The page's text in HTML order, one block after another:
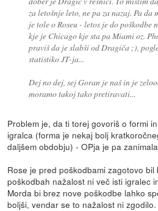
za letošnje leto, ne pa za nazaj. Pa da
je tole o Roseu - letos je do poškodbe
kje je Chicago kje sta pa Miami oz.
praviš da je slabši od Dragiča ;),
statistiko JT-ja...
Dej no dej, sej Goran je naš in je
moramo takoj tako pretiravati...
Problem je, da ti torej govoriš o formi
igralca (forma je nekaj bolj
daljšem obdobju) - OPja je pa
Rose je pred poškodbami zagotovo
poškodbah nažalost ni več isti igralec
Morda bi brez nove poškodbe lahko
boljši, vendar se to nažalost ni zgodilo.